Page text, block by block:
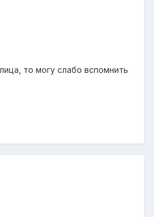
то могу слабо вспомнить